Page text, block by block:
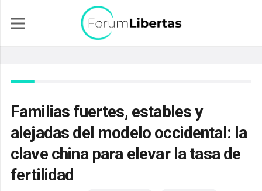
Familias fuertes, estables y
alejadas del modelo occidental: la
clave china para elevar la tasa de
fertilidad